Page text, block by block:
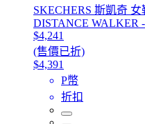
SKECHERS 斯凱奇
DISTANCE WALKER
$4,241
(售價已折)
$4,391
P幣
折扣